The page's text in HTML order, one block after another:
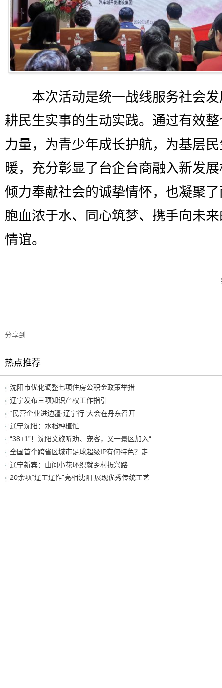
本次活动是统一战线服务社会发
耕民生实事的生动实践。通过有效
力量，为青少年成长护航，为基层
暖，充分彰显了台企台商融入新发
倾力奉献社会的诚挚情怀，也凝聚
胞血浓于水、同心筑梦、携手向未
情谊。
分享到:
热点推荐
沈阳市优化调整七项住房公积金政策举措
辽宁发布三项知识产权工作指引
“民营企业进边疆·辽宁行”大会在丹东召开
辽宁沈阳：水稻种植忙
辽宁新宾：山间小花环织就乡村振兴路
20余项“辽工辽作”亮相沈阳 展现优秀传统工艺